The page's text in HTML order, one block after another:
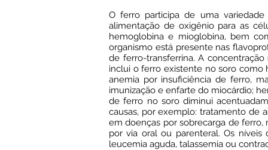
O ferro participa de uma
alimentação de oxigênio para as
hemoglobina e mioglobina, bem
organismo está presente nas
de ferro-transferrina. A
inclui o ferro existente no soro como
anemia por insuficiência de ferro,
imunização e enfarte do miocárdio;
de ferro no soro diminui
causas, por exemplo: tratamento de
em doenças por sobrecarga de
por via oral ou parenteral. Os
leucemia aguda, talassemia ou